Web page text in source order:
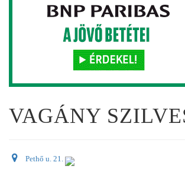
VAGÁNY
Pethő u. 21.